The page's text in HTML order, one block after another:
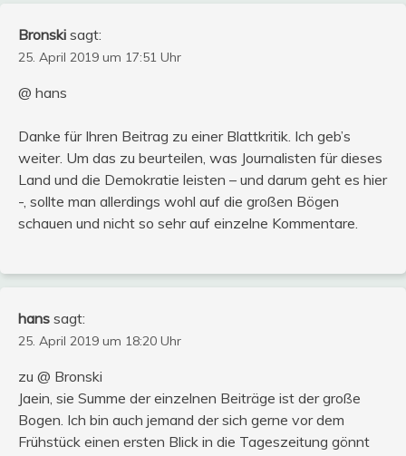
Bronski sagt:
25. April 2019 um 17:51 Uhr
@ hans
Danke für Ihren Beitrag zu einer Blattkritik. Ich geb’s
weiter. Um das zu beurteilen, was Journalisten für dieses
Land und die Demokratie leisten – und darum geht es hier
-, sollte man allerdings wohl auf die großen Bögen
schauen und nicht so sehr auf einzelne Kommentare.
hans sagt:
25. April 2019 um 18:20 Uhr
zu @ Bronski
Jaein, sie Summe der einzelnen Beiträge ist der große
Bogen. Ich bin auch jemand der sich gerne vor dem
Frühstück einen ersten Blick in die Tageszeitung gönnt